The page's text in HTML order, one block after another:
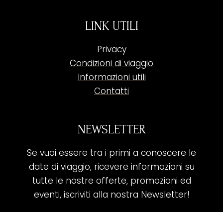
LINK UTILI
Privacy
Condizioni di viaggio
Informazioni utili
Contatti
NEWSLETTER
Se vuoi essere tra i primi a conoscere le
date di viaggio, ricevere informazioni su
tutte le nostre offerte, promozioni ed
eventi, iscriviti alla nostra Newsletter!